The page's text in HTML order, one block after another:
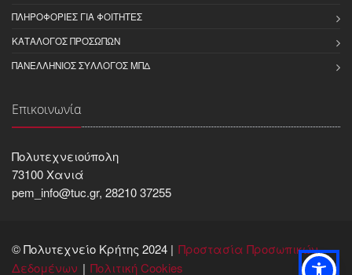
ΠΛΗΡΟΦΟΡΊΕΣ ΓΙΑ ΦΟΙΤΗΤΈΣ
ΚΑΤΆΛΟΓΟΣ ΠΡΟΣΏΠΩΝ
ΠΑΝΕΛΛΉΝΙΟΣ ΣΎΛΛΟΓΟΣ ΜΠΔ
Επικοινωνία
Πολυτεχνειούπολη
73100 Χανιά
pem_info@tuc.gr, 28210 37255
© Πολυτεχνείο Κρήτης 2024 | Προστασία Προσωπικών
Δεδομένων
Πολιτική Cookies